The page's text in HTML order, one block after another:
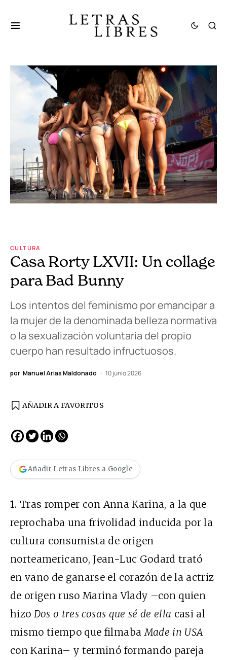
CULTURA
Casa Rorty LXVII: Un collage
para Bad Bunny
Los intentos del feminismo por emancipar a
la mujer de la denominada belleza normativa
o la sexualización voluntaria del propio
cuerpo han resultado infructuosos.
por Manuel Arias Maldonado 10 junio 2026
AÑADIR A FAVORITOS
Añadir Letras Libres a Google
1.Tras romper con Anna Karina, a la que
reprochaba una frivolidad inducida por la
cultura consumista de origen
norteamericano, Jean-Luc Godard trató
en vano de ganarse el corazón de la actriz
de origen ruso Marina Vlady –con quien
hizo Dos o tres cosas que sé de ella casi al
mismo tiempo que filmabaMade in USA
con Karina– y terminó formando pareja